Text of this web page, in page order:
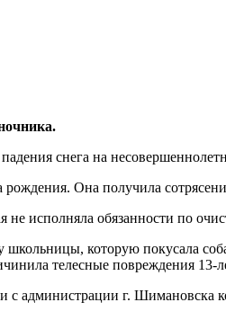
снега на
рождения. Она получила
исполняла обязанности по
которую покусала
телесные повреждения 13-
с администрации г. Шимановска